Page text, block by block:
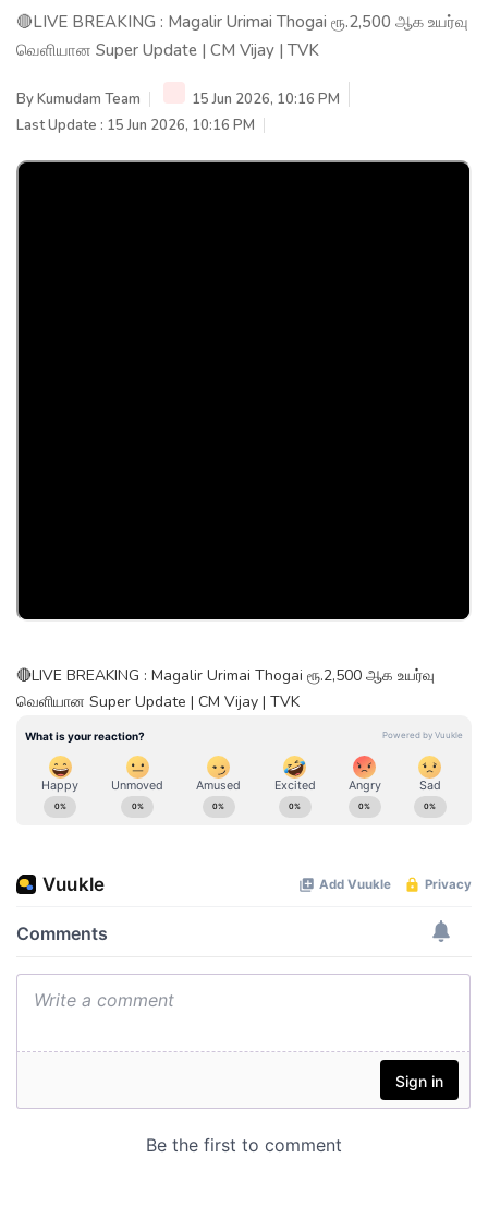
🔴LIVE BREAKING : Magalir Urimai Thogai ரூ.2,500 ஆக உயர்வு
வெளியான Super Update | CM Vijay | TVK
ByKumudam Team
15 Jun 2026, 10:16 PM
Last Update : 15 Jun 2026, 10:16 PM
🔴LIVE BREAKING : Magalir Urimai Thogai ரூ.2,500 ஆக உயர்வு
வெளியான Super Update | CM Vijay | TVK